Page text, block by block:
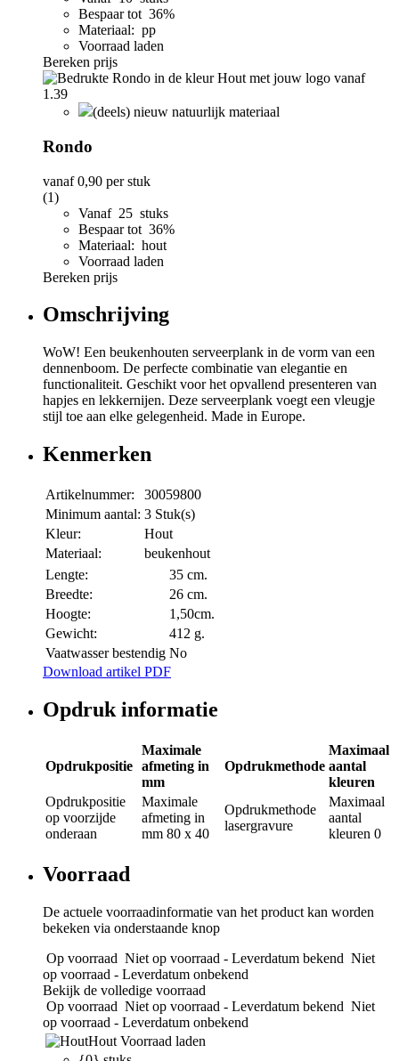
Bespaar tot 36%
Materiaal: pp
Voorraad laden
Bereken prijs
(deels) nieuw natuurlijk materiaal
Rondo
vanaf0,90 per stuk
(1)
Vanaf 25 stuks
Bespaar tot 36%
Materiaal: hout
Voorraad laden
Bereken prijs
Omschrijving
WoW! Een beukenhouten serveerplank in de vorm van een
dennenboom. De perfecte combinatie van elegantie en
functionaliteit. Geschikt voor het opvallend presenteren van
hapjes en lekkernijen. Deze serveerplank voegt een vleugje
stijl toe aan elke gelegenheid. Made in Europe.
Kenmerken
Artikelnummer:
30059800
Minimum aantal: 3 Stuk(s)
Kleur:
Hout
Materiaal:
beukenhout
Lengte:
35 cm.
Breedte:
26 cm.
Hoogte:
1,50cm.
Gewicht:
412 g.
Vaatwasser bestendig No
Download artikel PDF
Opdruk informatie
Opdrukpositie
Maximale
afmeting in
mm
Opdrukmethode
Maximaal
aantal
kleuren
Opdrukpositie
op voorzijde
onderaan
Maximale
afmeting in
mm 80 x 40
Opdrukmethode
lasergravure
Maximaal
aantal
kleuren 0
Voorraad
De actuele voorraadinformatie van het product kan worden
bekeken via onderstaande knop
Op voorraad Niet op voorraad - Leverdatum bekend Niet
op voorraad - Leverdatum onbekend
Bekijk de volledige voorraad
Op voorraad Niet op voorraad - Leverdatum bekend Niet
op voorraad - Leverdatum onbekend
Hout Voorraad laden